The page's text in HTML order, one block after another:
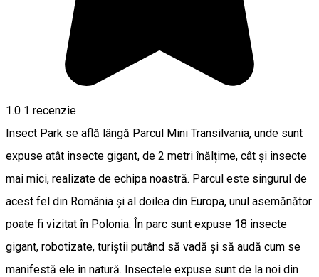
1.0 1 recenzie
Insect Park se află lângă Parcul Mini Transilvania, unde sunt
expuse atât insecte gigant, de 2 metri înălțime, cât și insecte
mai mici, realizate de echipa noastră. Parcul este singurul de
acest fel din România și al doilea din Europa, unul asemănător
poate fi vizitat în Polonia. În parc sunt expuse 18 insecte
gigant, robotizate, turiştii putând să vadă și să audă cum se
manifestă ele în natură. Insectele expuse sunt de la noi din